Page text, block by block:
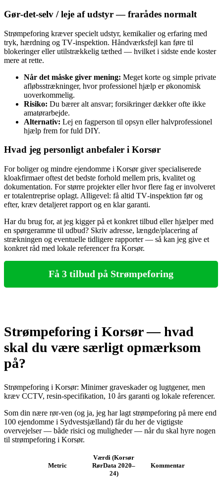
Gør‑det‑selv / leje af udstyr — frarådes normalt
Strømpeforing kræver specielt udstyr, kemikalier og erfaring med
tryk, hærdning og TV‑inspektion. Håndværksfejl kan føre til
blokeringer eller utilstrækkelig tæthed — hvilket i sidste ende koster
mere at rette.
Når det måske giver mening: Meget korte og simple private
afløbsstrækninger, hvor professionel hjælp er økonomisk
uoverkommelig.
Risiko: Du bærer alt ansvar; forsikringer dækker ofte ikke
amatørarbejde.
Alternativ: Lej en fagperson til opsyn eller halvprofessionel
hjælp frem for fuld DIY.
Hvad jeg personligt anbefaler i Korsør
For boliger og mindre ejendomme i Korsør giver specialiserede
kloakfirmaer oftest det bedste forhold mellem pris, kvalitet og
dokumentation. For større projekter eller hvor flere fag er involveret
er totalentreprise oplagt. Alligevel: få altid TV‑inspektion før og
efter, kræv detaljeret rapport og en klar garanti.
Har du brug for, at jeg kigger på et konkret tilbud eller hjælper med
en spørgeramme til udbud? Skriv adresse, længde/placering af
strækningen og eventuelle tidligere rapporter — så kan jeg give et
konkret råd med lokale referencer fra Korsør.
Få 3 tilbud på Strømpeforing
Strømpeforing i Korsør — hvad
skal du være særligt opmærksom
på?
Strømpeforing i Korsør: Minimer graveskader og lugtgener, men
kræv CCTV, resin‑specifikation, 10 års garanti og lokale referencer.
Som din nære rør-ven (og ja, jeg har lagt strømpeforing på mere end
100 ejendomme i Sydvestsjælland) får du her de vigtigste
overvejelser — både risici og muligheder — når du skal hyre nogen
til strømpeforing i Korsør.
Metric
Værdi (Korsør
RørData 2020–
24)
Kommentar